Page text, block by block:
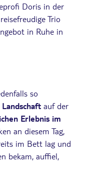
Doris in der
Trio
in Ruhe in
so
auf der
Erlebnis im
an diesem Tag,
im Bett lag und
bekam, auffiel,